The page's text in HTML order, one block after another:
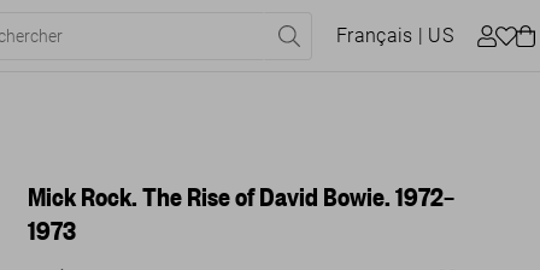
Français | US
Mick Rock. The Rise of David Bowie. 1972–
1973